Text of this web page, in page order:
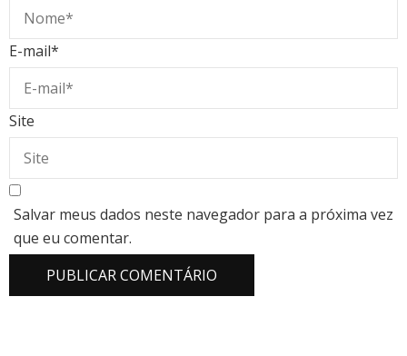
E-mail*
Site
Salvar meus dados neste navegador para a próxima vez
que eu comentar.